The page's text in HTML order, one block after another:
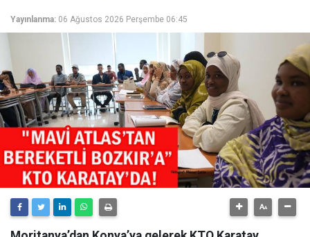
Yayınlanma: 06 Ağustos 2026 Perşembe 06:45